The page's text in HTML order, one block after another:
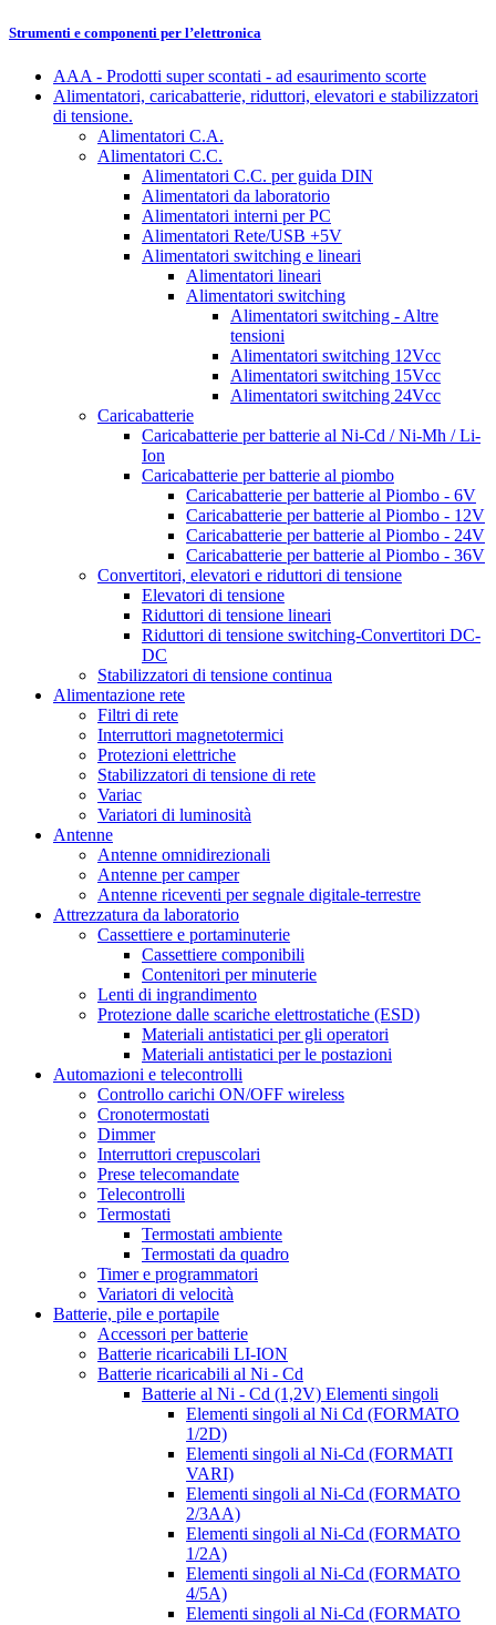
Strumenti e componenti per l’elettronica
AAA - Prodotti super scontati - ad esaurimento scorte
Alimentatori, caricabatterie, riduttori, elevatori e stabilizzatori
di tensione.
Alimentatori C.A.
Alimentatori C.C.
Alimentatori C.C. per guida DIN
Alimentatori da laboratorio
Alimentatori interni per PC
Alimentatori Rete/USB +5V
Alimentatori switching e lineari
Alimentatori lineari
Alimentatori switching
Alimentatori switching - Altre
tensioni
Alimentatori switching 12Vcc
Alimentatori switching 15Vcc
Alimentatori switching 24Vcc
Caricabatterie
Caricabatterie per batterie al Ni-Cd / Ni-Mh / Li-
Ion
Caricabatterie per batterie al piombo
Caricabatterie per batterie al Piombo - 6V
Caricabatterie per batterie al Piombo - 12V
Caricabatterie per batterie al Piombo - 24V
Caricabatterie per batterie al Piombo - 36V
Convertitori, elevatori e riduttori di tensione
Elevatori di tensione
Riduttori di tensione lineari
Riduttori di tensione switching-Convertitori DC-
DC
Stabilizzatori di tensione continua
Alimentazione rete
Filtri di rete
Interruttori magnetotermici
Protezioni elettriche
Stabilizzatori di tensione di rete
Variac
Variatori di luminosità
Antenne
Antenne omnidirezionali
Antenne per camper
Antenne riceventi per segnale digitale-terrestre
Attrezzatura da laboratorio
Cassettiere e portaminuterie
Cassettiere componibili
Contenitori per minuterie
Lenti di ingrandimento
Protezione dalle scariche elettrostatiche (ESD)
Materiali antistatici per gli operatori
Materiali antistatici per le postazioni
Automazioni e telecontrolli
Controllo carichi ON/OFF wireless
Cronotermostati
Dimmer
Interruttori crepuscolari
Prese telecomandate
Telecontrolli
Termostati
Termostati ambiente
Termostati da quadro
Timer e programmatori
Variatori di velocità
Batterie, pile e portapile
Accessori per batterie
Batterie ricaricabili LI-ION
Batterie ricaricabili al Ni - Cd
Batterie al Ni - Cd (1,2V) Elementi singoli
Elementi singoli al Ni Cd (FORMATO
1/2D)
Elementi singoli al Ni-Cd (FORMATI
VARI)
Elementi singoli al Ni-Cd (FORMATO
2/3AA)
Elementi singoli al Ni-Cd (FORMATO
1/2A)
Elementi singoli al Ni-Cd (FORMATO
4/5A)
Elementi singoli al Ni-Cd (FORMATO